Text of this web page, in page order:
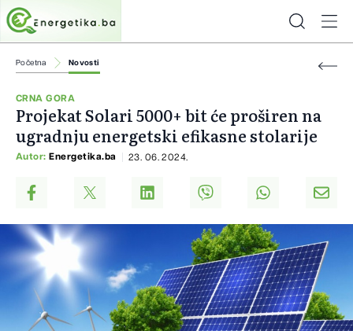
Početna Novosti
CRNA GORA
Projekat Solari 5000+ bit će proširen na
ugradnju energetski efikasne stolarije
Autor: Energetika.ba 23. 06. 2024.